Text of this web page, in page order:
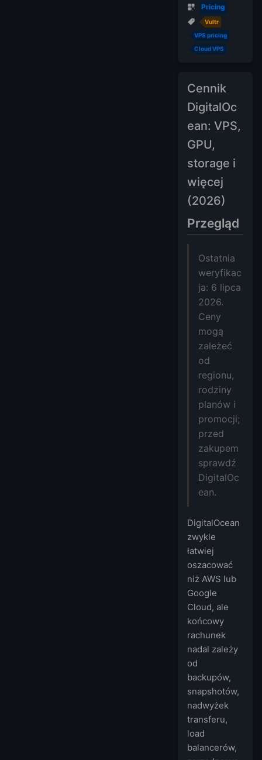
Pricing
Vultr
VPS pricing
Cloud VPS
Cennik
DigitalOc
ean: VPS,
GPU,
storage i
więcej
(2026)
Przegląd
Ostatnia
weryfikac
ja: 6 lipca
2026.
Ceny
mogą
zależeć
od
regionu,
rodziny
planów i
promocji;
przed
zakupem
sprawdź
DigitalOc
ean.
DigitalOcean
zwykle
łatwiej
oszacować
niż AWS lub
Google
Cloud, ale
końcowy
rachunek
nadal zależy
od
backupów,
snapshotów,
nadwyżek
transferu,
load
balancerów,